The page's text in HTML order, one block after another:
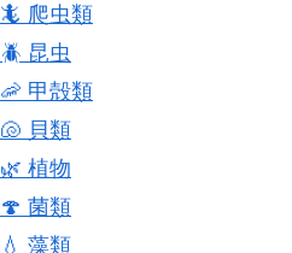
🦎 爬虫類
🪲 昆虫
🦐 甲殻類
🐚 貝類
🌿 植物
🍄 菌類
💧 藻類